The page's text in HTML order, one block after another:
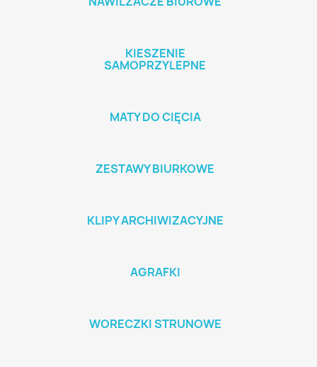
KIESZENIE
SAMOPRZYLEPNE
MATY DO CIĘCIA
ZESTAWY BIURKOWE
KLIPY ARCHIWIZACYJNE
AGRAFKI
WORECZKI STRUNOWE